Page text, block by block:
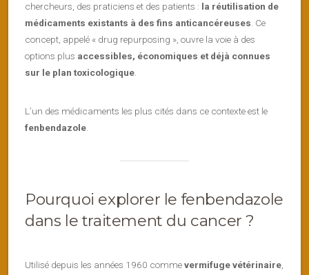
chercheurs, des praticiens et des patients : la réutilisation de
médicaments existants à des fins anticancéreuses . Ce
concept, appelé « drug repurposing », ouvre la voie à des
options plus accessibles, économiques et déjà connues
sur le plan toxicologique
L’un des médicaments les plus cités dans ce contexte est le
fenbendazole
Pourquoi explorer le fenbendazole
dans le traitement du cancer ?
Utilisé depuis les années 1960 commevermifuge vétérinaire